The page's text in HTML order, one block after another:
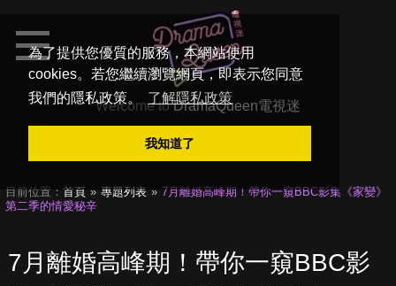
為了提供您優質的服務，本網站使用
cookies。若您繼續瀏覽網頁，即表示您同意
我們的隱私政策。
了解隱私政策
我知道了
Welcome toDramaQueen電視迷
目前位置： 首頁 專題列表
7月離婚高峰期！帶你一窺BBC影集《家變》
第二季的情愛秘辛
7月離婚高峰期！帶你一窺BBC影